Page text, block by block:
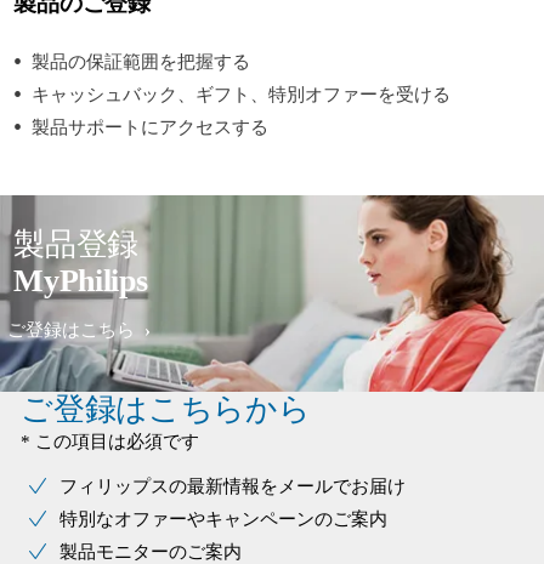
製品の保証範囲を把握する
キャッシュバック、ギフト、特別オファーを受ける
製品サポートにアクセスする
製品登録
MyPhilips
ご登録はこちら
ご登録はこちらから
* この項目は必須です
フィリップスの最新情報をメールでお届け
特別なオファーやキャンペーンのご案内
製品モニターのご案内